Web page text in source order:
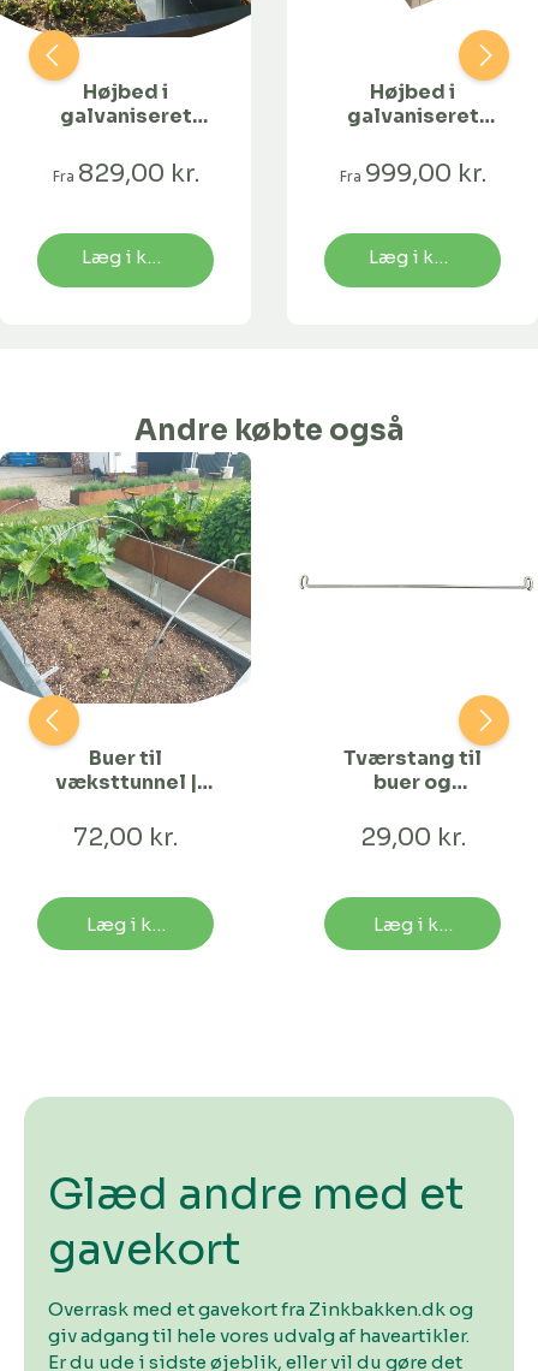
Højbed i
galvaniseret
L40 cm
Fra 829,00 kr.
Læg i kurv
Højbed i
galvaniseret
L234 cm
Fra 999,00 kr.
Læg i kurv
Andre købte også
Buer til
væksttunnel |
72,00 kr.
Læg i kurv
Tværstang til
buer og
29,00 kr.
Læg i kurv
Glæd andre med et
gavekort
Overrask med et gavekort fra Zinkbakken.dk og
giv adgang til hele vores udvalg af haveartikler.
Er du ude i sidste øjeblik, eller vil du gøre det